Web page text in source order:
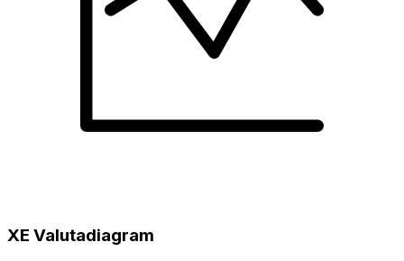
XE Valutadiagram